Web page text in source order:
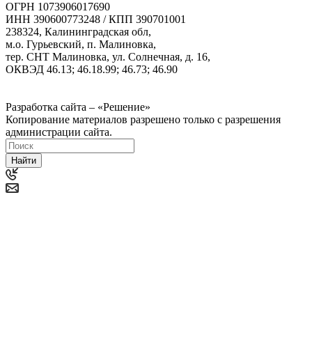
ОГРН 1073906017690
ИНН 390600773248 / КПП 390701001
238324, Калининградская обл,
м.о. Гурьевский, п. Малиновка,
тер. СНТ Малиновка, ул. Солнечная, д. 16,
ОКВЭД 46.13; 46.18.99; 46.73; 46.90
Разработка сайта – «Решение»
Копирование материалов разрешено только с разрешения
администрации сайта.
Найти